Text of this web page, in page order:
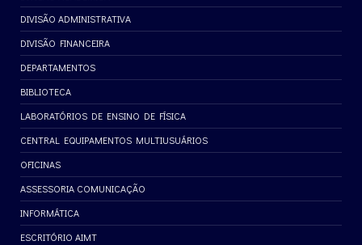
DIVISÃO ADMINISTRATIVA
DIVISÃO FINANCEIRA
DEPARTAMENTOS
BIBLIOTECA
LABORATÓRIOS DE ENSINO DE FÍSICA
CENTRAL EQUIPAMENTOS MULTIUSUÁRIOS
OFICINAS
ASSESSORIA COMUNICAÇÃO
INFORMÁTICA
ESCRITÓRIO AIMT